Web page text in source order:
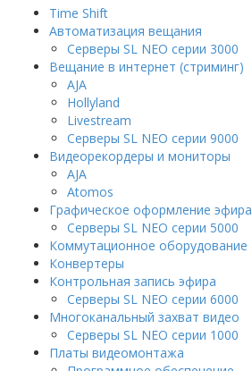
Time Shift
Автоматизация вещания
Серверы SL NEO серии 3000
Вещание в интернет (стриминг)
AJA
Hollyland
Livestream
Серверы SL NEO серии 9000
Видеорекордеры и мониторы
AJA
Atomos
Графическое оформление эфира
Серверы SL NEO серии 5000
Коммутационное оборудование
Конвертеры
Контрольная запись эфира
Серверы SL NEO серии 6000
Многоканальный захват видео
Серверы SL NEO серии 1000
Платы видеомонтажа